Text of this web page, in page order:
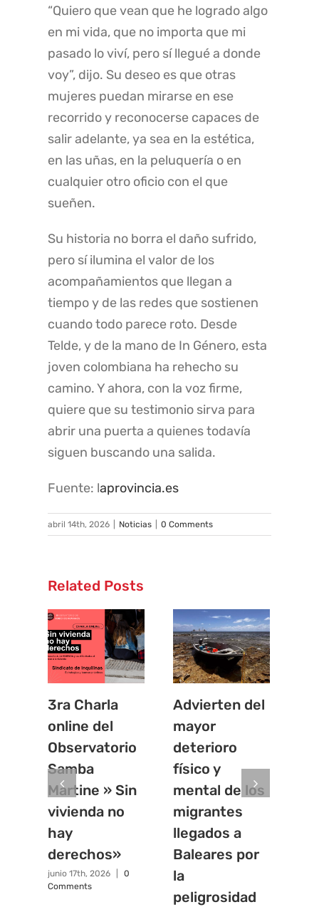
“Quiero que vean que he logrado algo
en mi vida, que no importa que mi
pasado lo viví, pero sí llegué a donde
voy”, dijo. Su deseo es que otras
mujeres puedan mirarse en ese
recorrido y reconocerse capaces de
salir adelante, ya sea en la estética,
en las uñas, en la peluquería o en
cualquier otro oficio con el que
sueñen.
Su historia no borra el daño sufrido,
pero sí ilumina el valor de los
acompañamientos que llegan a
tiempo y de las redes que sostienen
cuando todo parece roto. Desde
Telde, y de la mano de In Género, esta
joven colombiana ha rehecho su
camino. Y ahora, con la voz firme,
quiere que su testimonio sirva para
abrir una puerta a quienes todavía
siguen buscando una salida.
Fuente: laprovincia.es
abril 14th, 2026 Noticias 0 Comments
Related Posts
3ra Charla
online del
Observatorio
Samba
Martine » Sin
vivienda no
hay
derechos»
junio 17th, 2026
0
Comments
Advierten del
mayor
deterioro
físico y
mental de los
migrantes
llegados a
Baleares por
la
peligrosidad